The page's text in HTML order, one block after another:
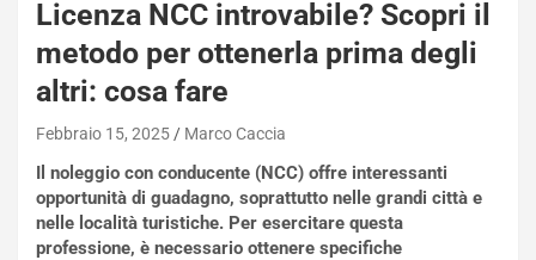
Licenza NCC introvabile? Scopri il
metodo per ottenerla prima degli
altri: cosa fare
Febbraio 15, 2025 Marco Caccia
Il noleggio con conducente (NCC) offre interessanti
opportunità di guadagno, soprattutto nelle grandi città e
nelle località turistiche. Per esercitare questa
professione, è necessario ottenere specifiche